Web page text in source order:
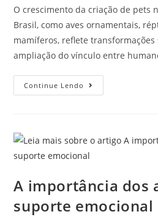
O crescimento da criação de pets
Brasil, como aves ornamentais,
mamíferos, reflete
ampliação do vínculo entre
Continue Lendo
A importância dos
suporte emocional